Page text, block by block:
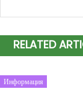
RELATED
Информация